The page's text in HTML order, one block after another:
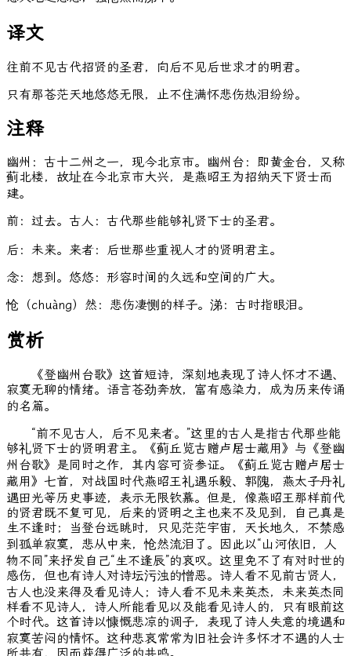
译文
往前不见古代招贤的圣君，向后不见后世求才的明君。
只有那苍茫天地悠悠无限，止不住满怀悲伤热泪纷纷。
注释
幽州：古十二州之一，现今北京市。幽州台：即黄金台，又称
蓟北楼，故址在今北京市大兴，是燕昭王为招纳天下贤士而
建。
前：过去。古人：古代那些能够礼贤下士的圣君。
后：未来。来者：后世那些重视人才的贤明君主。
念：想到。悠悠：形容时间的久远和空间的广大。
怆（chuàng）然：悲伤凄恻的样子。涕：古时指眼泪。
赏析
《登幽州台歌》这首短诗，深刻地表现了诗人怀才不遇、
寂寞无聊的情绪。语言苍劲奔放，富有感染力，成为历来传诵
的名篇。
“前不见古人，后不见来者。”这里的古人是指古代那些能
够礼贤下士的贤明君主。《蓟丘览古赠卢居士藏用》与《登幽
州台歌》是同时之作，其内容可资参证。《蓟丘览古赠卢居士
藏用》七首，对战国时代燕昭王礼遇乐毅、郭隗，燕太子丹礼
遇田光等历史事迹，表示无限钦慕。但是，像燕昭王那样前代
的贤君既不复可见，后来的贤明之主也来不及见到，自己真是
生不逢时；当登台远眺时，只见茫茫宇宙，天长地久，不禁感
到孤单寂寞，悲从中来，怆然流泪了。因此以“山河依旧，人
物不同”来抒发自己“生不逢辰”的哀叹。这里免不了有对时世的
感伤，但也有诗人对诗坛污浊的憎恶。诗人看不见前古贤人，
古人也没来得及看见诗人；诗人看不见未来英杰，未来英杰同
样看不见诗人，诗人所能看见以及能看见诗人的，只有眼前这
个时代。这首诗以慷慨悲凉的调子，表现了诗人失意的境遇和
寂寞苦闷的情怀。这种悲哀常常为旧社会许多怀才不遇的人士